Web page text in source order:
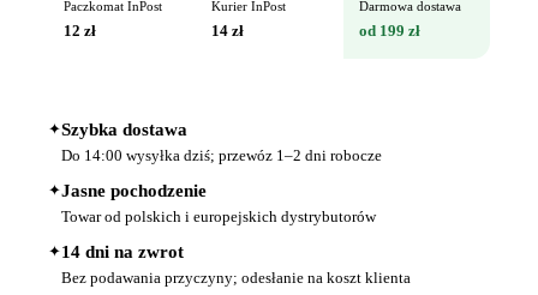
Paczkomat InPost
12 zł
Kurier InPost
14 zł
Darmowa dostawa
od 199 zł
✦Szybka dostawa
Do 14:00 wysyłka dziś; przewóz 1–2 dni robocze
✦Jasne pochodzenie
Towar od polskich i europejskich dystrybutorów
✦14 dni na zwrot
Bez podawania przyczyny; odesłanie na koszt klienta